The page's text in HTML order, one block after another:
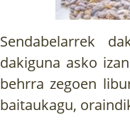
Sendabelarrek
dakiguna asko
behrra zegoen
baitaukagu,